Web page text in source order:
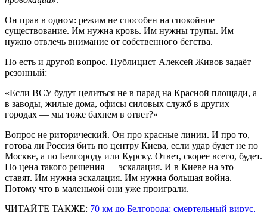
Он прав в одном: режим не способен на спокойное
существование. Им нужна кровь. Им нужны трупы. Им
нужно отвлечь внимание от собственного бегства.
Но есть и другой вопрос. Публицист Алексей Живов задаёт
резонный:
«Если ВСУ будут целиться не в парад на Красной площади, а
в заводы, жилые дома, офисы силовых служб в других
городах — мы тоже бахнем в ответ?»
Вопрос не риторический. Он про красные линии. И про то,
готова ли Россия бить по центру Киева, если удар будет не по
Москве, а по Белгороду или Курску. Ответ, скорее всего, будет.
Но цена такого решения — эскалация. И в Киеве на это
ставят. Им нужна эскалация. Им нужна большая война.
Потому что в маленькой они уже проиграли.
ЧИТАЙТЕ ТАКЖЕ: 70 км до Белгорода: смертельный вирус,